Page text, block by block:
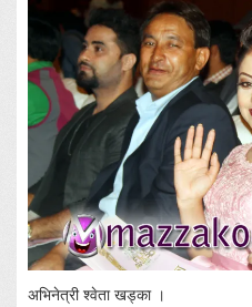
अभिनेत्री श्वेता खड्का ।